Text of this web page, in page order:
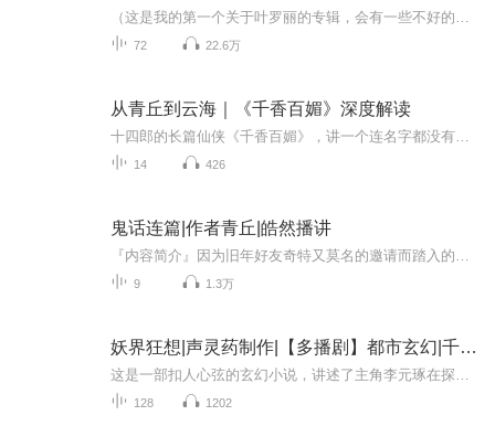
72 22.6万
从青丘到云海｜《千香百媚》深度解读
14 426
鬼话连篇|作者青丘|皓然播讲
9 1.3万
妖界狂想|声灵药制作|【多播剧】都市玄幻|千年虐恋|脑洞爽文|青丘九尾狐仙
128 1202